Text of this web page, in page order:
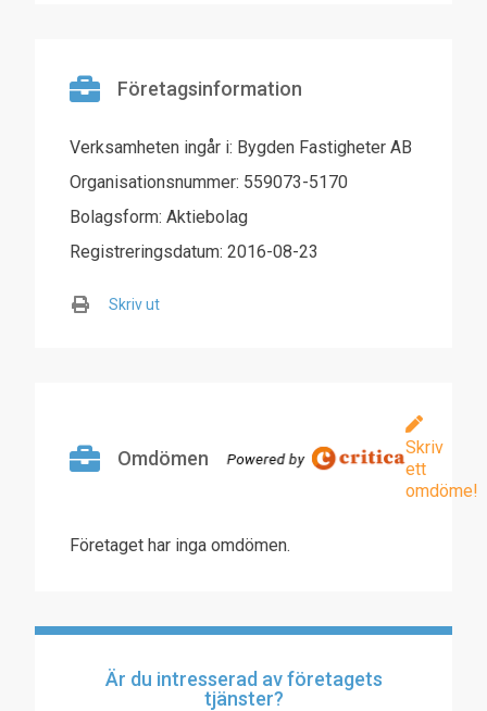
Företagsinformation
Verksamheten ingår i: Bygden Fastigheter AB
Organisationsnummer: 559073-5170
Bolagsform: Aktiebolag
Registreringsdatum: 2016-08-23
Skriv ut
Omdömen
Skriv
ett
omdöme!
Företaget har inga omdömen.
Är du intresserad av företagets
tjänster?